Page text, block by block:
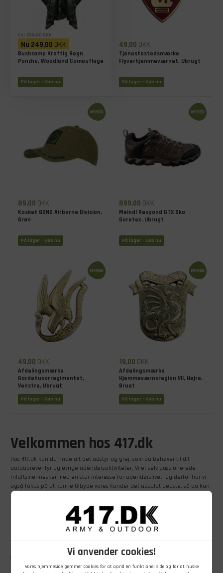
Vi anvender cookies!
Vores hjemmeside gemmer cookies for at opnå en funktionel side og for at huske
Før 279,00 DKK
Nu 249,00 DKK
Bushcamp Kraftig Regn
Poncho, Woodland Camouflage
På lager - Køb nu
49,00 DKK
Tjenestestedsmærke
Flyverhjemmeværnet, Ubrugt
På lager - Køb nu
89,00 DKK
Kasket 82ND Airborne Division,
Grøn
På lager - Køb nu
899,00 DKK
Meindl Respond GTX Sko
Goretex, Ubrugt
På lager - Køb nu
49,00 DKK
Afdelingsmærke
Gardehusarregimentet,
Venstre, Ubrugt
På lager - Køb nu
19,00 DKK
Afdelingsmærke
Hjemmeværnsregion VII, Højre,
Brugt
På lager - Køb nu
Velkommen hos 417.dk
Hos 417.dk kan du finde alt det udstyr og grej, som du behøver til dit
outdooreventyr og øvrige udendørsaktiviteter. Vi er selv passionerede
friluftsmennesker med en stor interesse for udendørslivet, og derfor har vi
også fokus på at kunne tilbyde vores kunder det absolut bedste, så du kan
få det maksimale ud af udelivet. Så gå endelig på opdagelse hos 417.dk og
find det, du skal bruge til dit næste eventyr.
Spændende sortiment hos 417.dk
417.dk tilbyder et stort og spændende udvalg af beklædning, udstyr og grej
til både mænd, kvinder og børn, som du kan kigge nærmere på her i vores
shop. Du er også velkommen til at besøge vores butik, der befinder sig lidt
nord for Randers. Butikken er fyldt med grej fra ende til anden – og du kan